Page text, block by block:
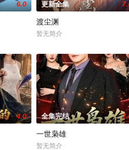
6.0 更新全集
渡尘渊
暂无简介
4.0 全集完结
一世枭雄
暂无简介